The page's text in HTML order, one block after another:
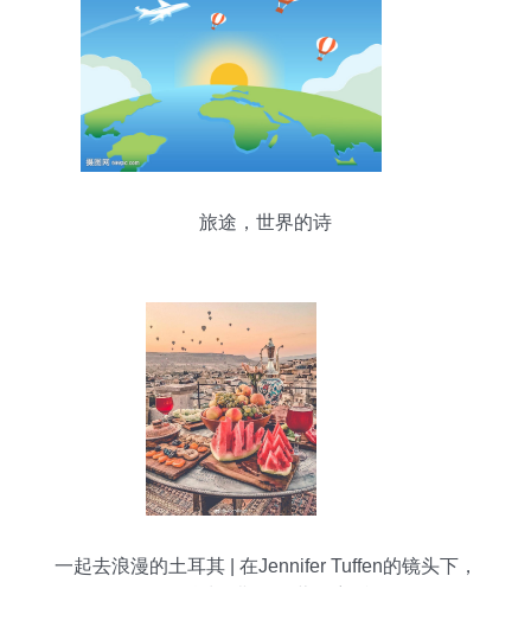
旅途，世界的诗
一起去浪漫的土耳其 | 在Jennifer Tuffen的镜头下，